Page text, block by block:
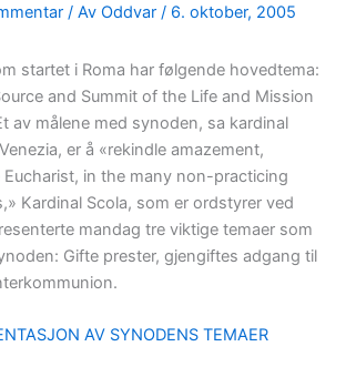
/ Av Oddvar / 6. oktober, 2005
startet i Roma har følgende hovedtema:
and Summit of the Life and Mission
av målene med synoden, sa kardinal
er å «rekindle amazement,
in the many non-practicing
Kardinal Scola, som er ordstyrer ved
mandag tre viktige temaer som
Gifte prester, gjengiftes adgang til
AV SYNODENS TEMAER